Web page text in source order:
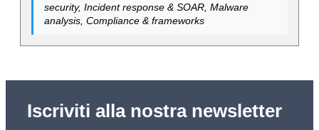
security, Incident response & SOAR, Malware
analysis, Compliance & frameworks
Iscriviti alla nostra newsletter